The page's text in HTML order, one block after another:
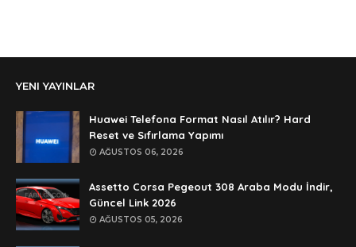
şifre ?
Anonymous
şifre ögrenebilirmiyim
Anonymous
🥰🥰🥰
Anonymous
dedezıplatan31 beğend👌
YENI YAYINLAR
Huawei Telefona Format Nasıl Atılır? Hard
Reset ve Sıfırlama Yapımı
AĞUSTOS 06, 2026
Assetto Corsa Pegeout 308 Araba Modu İndir,
Güncel Link 2026
AĞUSTOS 05, 2026